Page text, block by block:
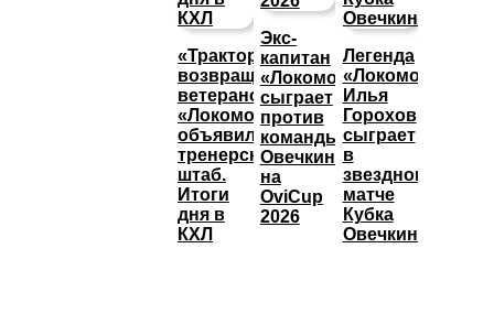
«Трактор»
возвращает
ветеранов,
«Локомотив»
объявил
тренерский
штаб.
Итоги
дня в
КХЛ
Экс-
капитан
«Локомотива»
сыграет
против
команды
Овечкина
на
OviCup
2026
Легенда
«Локомотива»
Илья
Горохов
сыграет
в
звездном
матче
Кубка
Овечкина